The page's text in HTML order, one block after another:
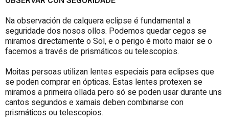
Na observación de calquera eclipse é fundamental a
seguridade dos nosos ollos. Podemos quedar cegos se
miramos directamente o Sol, e o perigo é moito maior se o
facemos a través de prismáticos ou telescopios.
Moitas persoas utilizan lentes especiais para eclipses que
se poden comprar en ópticas. Estas lentes protexen se
miramos a primeira ollada pero só se poden usar durante uns
cantos segundos e xamais deben combinarse con
prismáticos ou telescopios.